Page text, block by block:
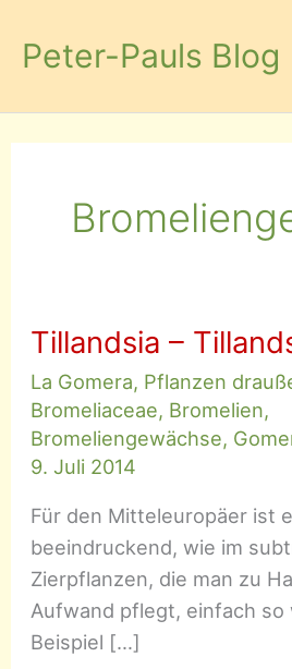
InhaltPeter-Pauls Blog
Tillandsia –
La Gomera, Pflanzen
Bromeliaceae, Bromelien,
Bromeliengewächse,
9. Juli 2014
Für den Mitteleuropäer ist
beeindruckend, wie im
Zierpflanzen, die man zu
Aufwand pflegt, einfach so
Beispiel […]